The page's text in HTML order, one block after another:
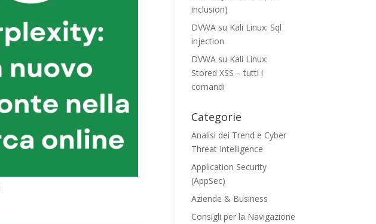
inclusion)
DVWA su Kali Linux: Sql
injection
DVWA su Kali Linux:
Stored XSS – tutti i
comandi
Categorie
Analisi dei Trend e Cyber
Threat Intelligence
Application Security
(AppSec)
Aziende & Business
Consigli per la Navigazione